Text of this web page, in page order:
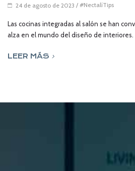
24 de agosto de 2023 / #NectalíTips
Las cocinas integradas al salón se han
alza en el mundo del diseño de interiores.
LEER MÁS